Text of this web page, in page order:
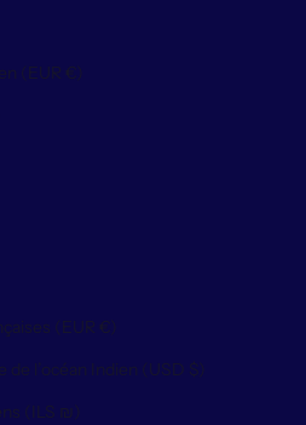
Svalbard et Jan Mayen (EUR €)
Terres australes françaises (EUR €)
Territoire britannique de l’océan Indien (USD $)
Territoires palestiniens (ILS ₪)